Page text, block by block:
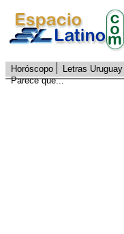
Horóscopo Letras Uruguay
Parece que...